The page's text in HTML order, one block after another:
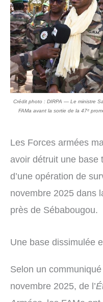
Crédit photo : DIRPA — Le ministre
FAMa avant la sortie de la 47ᵉ
Les Forces armées
avoir détruit une base
d’une opération de
novembre 2025 dans
près de Sébabougou.
Une base dissimulée
Selon un
novembre 2025, de l’